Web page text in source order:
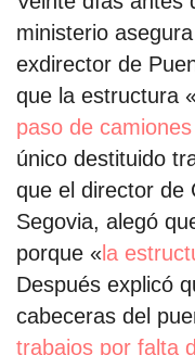
ministerio
exdirector de
que la estructura
paso de
único destituido
que el director de
Segovia, alegó
porque « la
Después explicó
cabeceras del
trabajos por falta